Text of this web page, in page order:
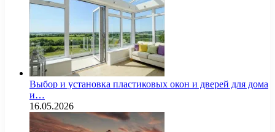
Выбор и установка пластиковых окон и дверей для дома
и…
16.05.2026